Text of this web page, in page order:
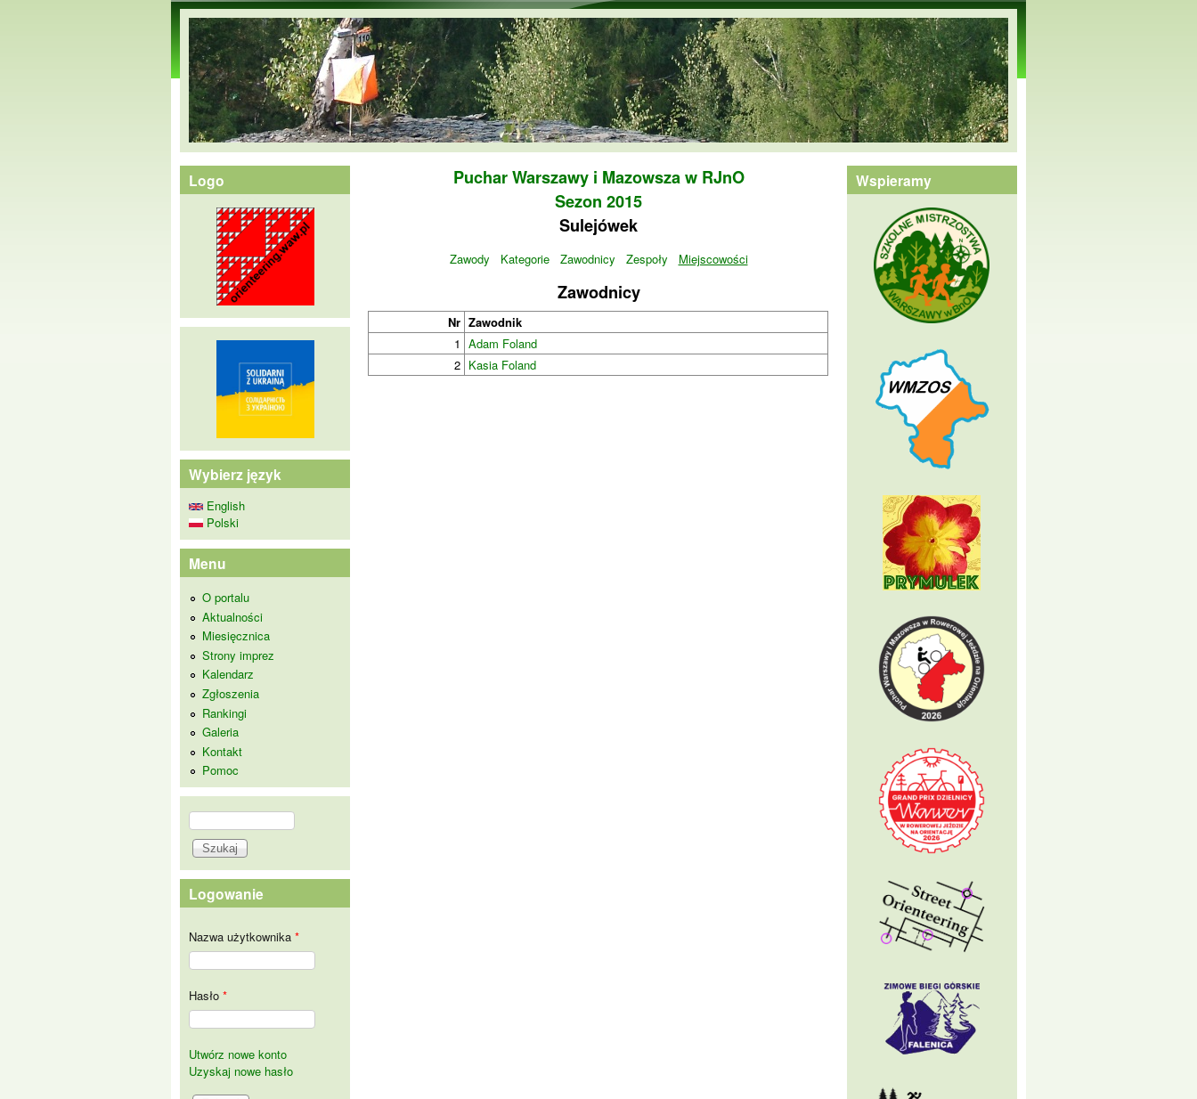
Przejdź do treści
orienteering.waw.pl
Puchar Warszawy i Mazowsza w RJnO
Sezon 2015
Sulejówek
Zawody Kategorie Zawodnicy Zespoły Miejscowości
Zawodnicy
Nr Zawodnik
1 Adam Foland
2 Kasia Foland
Logo
Wybierz język
English
Polski
Menu
O portalu
Aktualności
Miesięcznica
Strony imprez
Kalendarz
Zgłoszenia
Rankingi
Galeria
Kontakt
Pomoc
Formularz wyszukiwania
Szukaj
Logowanie
Nazwa użytkownika *
Hasło *
Utwórz nowe konto
Uzyskaj nowe hasło
Wspieramy